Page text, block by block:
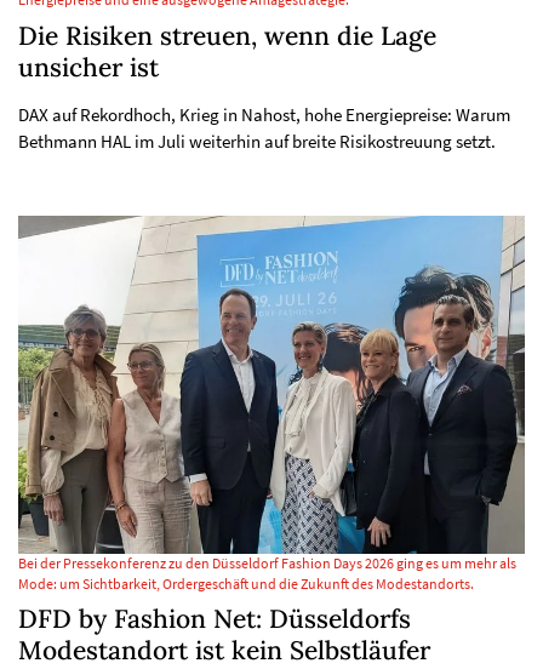
Die Risiken streuen, wenn die Lage
unsicher ist
DAX auf Rekordhoch, Krieg in Nahost, hohe Energiepreise: Warum
Bethmann HAL im Juli weiterhin auf breite Risikostreuung setzt.
Bei der Pressekonferenz zu den Düsseldorf Fashion Days 2026 ging es um mehr als
Mode: um Sichtbarkeit, Ordergeschäft und die Zukunft des Modestandorts.
DFD by Fashion Net: Düsseldorfs
Modestandort ist kein Selbstläufer